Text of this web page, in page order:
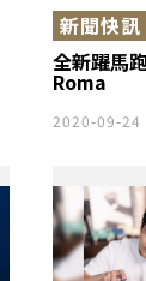
全新躍馬
Roma
新聞快訊
2020-09-24